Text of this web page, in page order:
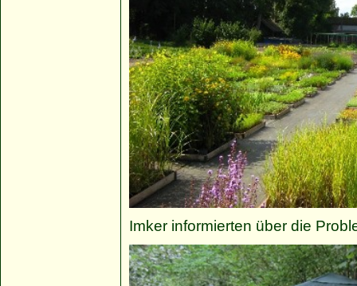
Imker informierten über die